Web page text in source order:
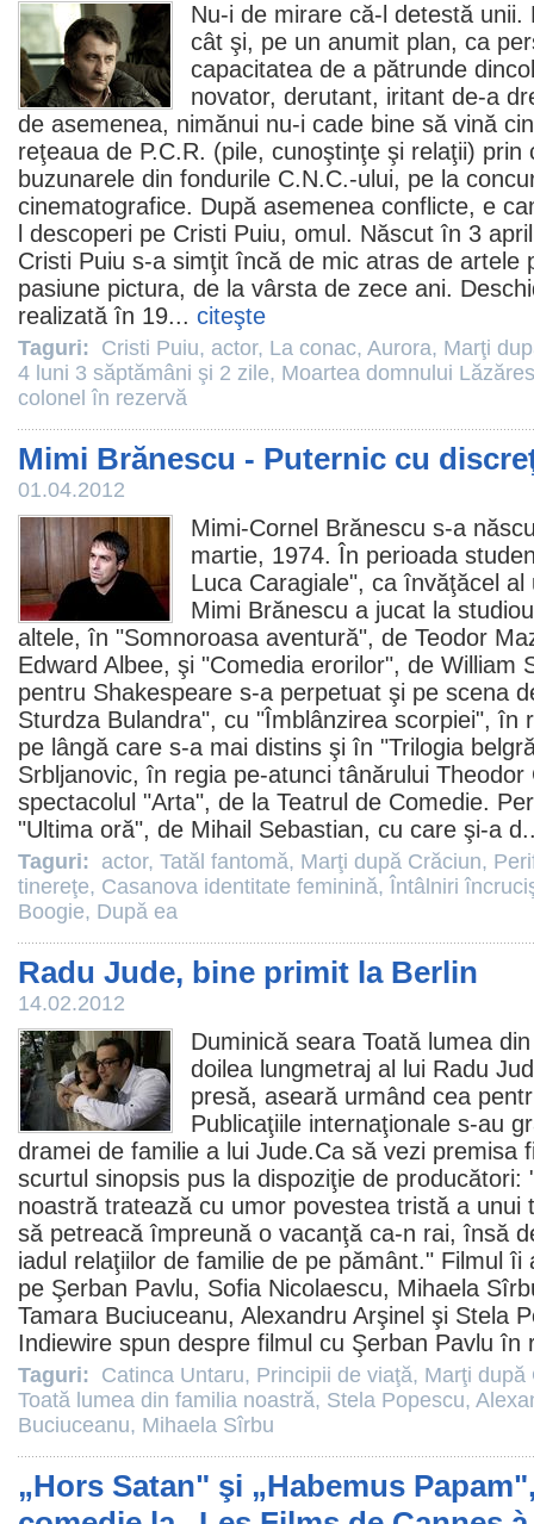
Nu-i de mirare că-l detestă
cât şi, pe un anumit plan, ca
capacitatea de a pătrunde
novator, derutant, iritant de-a
de asemenea, nimănui nu-i cade bine să vină
reţeaua de P.C.R. (pile, cunoştinţe şi relaţii)
buzunarele din fondurile C.N.C.-ului, pe la
cinematografice. După asemenea conflicte, e
l descoperi pe Cristi Puiu, omul. Născut în 3
Cristi Puiu s-a simţit încă de mic atras de artele
pasiune pictura, de la vârsta de zece ani.
realizată în 19... citeşte
Taguri: Cristi Puiu, actor, La conac, Aurora, Marţi
4 luni 3 săptămâni şi 2 zile, Moartea domnului
colonel în rezervă
Mimi Brănescu - Puternic cu
01.04.2012
Mimi-Cornel Brănescu s-a
martie, 1974. În perioada
Luca Caragiale", ca învăţăcel
Mimi Brănescu a jucat la
altele, în "Somnoroasa aventură", de Teodor
Edward Albee, şi "Comedia erorilor", de William
pentru Shakespeare s-a perpetuat şi pe scena
Sturdza Bulandra", cu "Îmblânzirea scorpiei", în
pe lângă care s-a mai distins şi în "Trilogia
Srbljanovic, în regia pe-atunci tânărului
spectacolul "Arta", de la Teatrul de Comedie.
"Ultima oră", de Mihail Sebastian, cu care şi-a
Taguri: actor, Tatăl fantomă, Marţi după Crăciun,
tinereţe, Casanova identitate feminină, Întâlniri
Boogie, După ea
Radu Jude, bine primit la Berlin
14.02.2012
Duminică seara Toată lumea
doilea lungmetraj al lui Radu
presă, aseară urmând cea
Publicaţiile internaţionale s-au
dramei de familie a lui Jude.Ca să vezi premisa
scurtul sinopsis pus la dispoziţie de producători:
noastră tratează cu umor povestea tristă a unui
să petreacă împreună o vacanţă ca-n rai, însă
iadul relaţiilor de familie de pe pământ. " Filmul îi
pe Şerban Pavlu, Sofia Nicolaescu, Mihaela
Tamara Buciuceanu, Alexandru Arşinel şi Stela
Indiewire spun despre filmul cu Şerban Pavlu în
Taguri: Catinca Untaru, Principii de viaţă, Marţi după
Toată lumea din familia noastră, Stela Popescu,
Buciuceanu, Mihaela Sîrbu
„Hors Satan" şi „Habemus